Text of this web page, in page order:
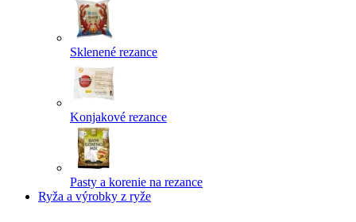
Sklenené rezance
Konjakové rezance
Pasty a korenie na rezance
Ryža a výrobky z ryže